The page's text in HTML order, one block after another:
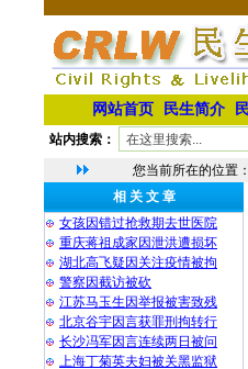
网站首页 民生简介
站内搜索：
您当前所在的位置：
相 关 文 章
女孩因错过抢救期去世医院
重庆蒋祖成家因泄洪遭损坏
湖北高飞疑因关注疫情被拘
警察因截访被砍
江苏马玉生因举报被害致残
北京谷宇因言获罪刑拘转行
长沙冯军因言连续两日被问
上海丁菊英夫妇被关黑监狱